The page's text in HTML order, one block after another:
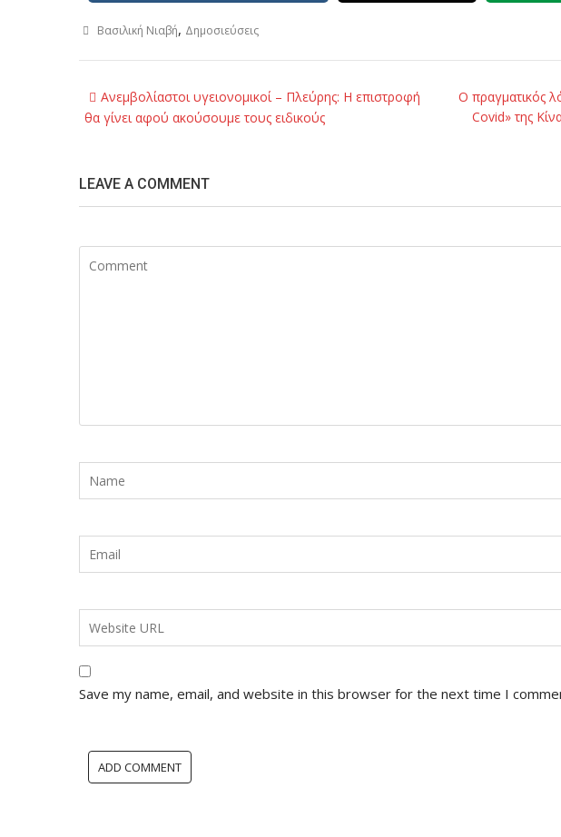
Βασιλική Νιαβή, Δημοσιεύσεις
Post
navigation
Ανεμβολίαστοι υγειονομικοί – Πλεύρης: H επιστροφή
θα γίνει αφού ακούσουμε τους ειδικούς
Ο πραγματικός
Covid» της
LEAVE A COMMENT
Save my name, email, and website in this browser for the next time I